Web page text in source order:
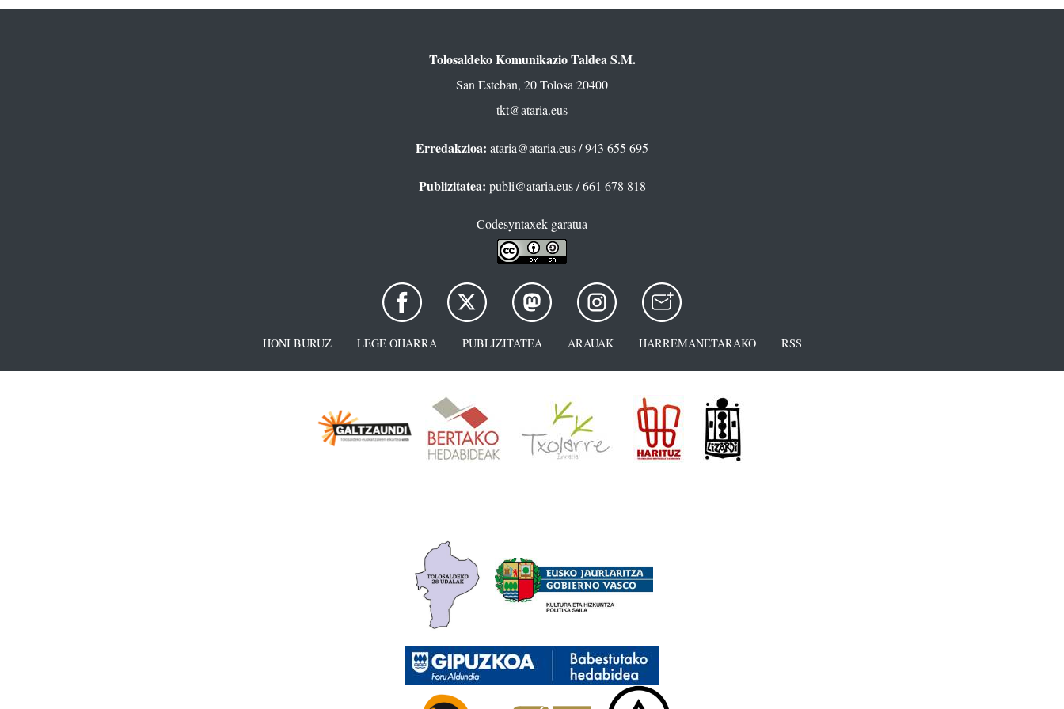
Tolosaldeko Komunikazio Taldea S.M.
San Esteban, 20 Tolosa 20400
tkt@ataria.eus
Erredakzioa: ataria@ataria.eus/ 943 655 695
Publizitatea: publi@ataria.eus/ 661 678 818
Codesyntaxek garatua
HONI BURUZ LEGE OHARRA PUBLIZITATEA ARAUAK HARREMANETARAKO RSS